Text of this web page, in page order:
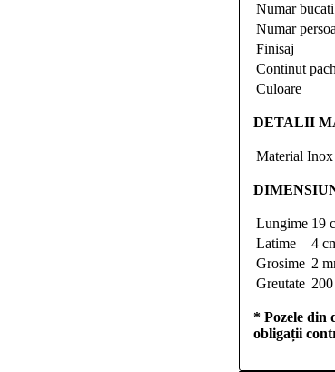
Numar bucati
Numar
Finisaj
Continut
Culoare
DETALII
Material Inox
Lungime 19
Latime
4
Grosime 2
Greutate
* Pozele din
obligații